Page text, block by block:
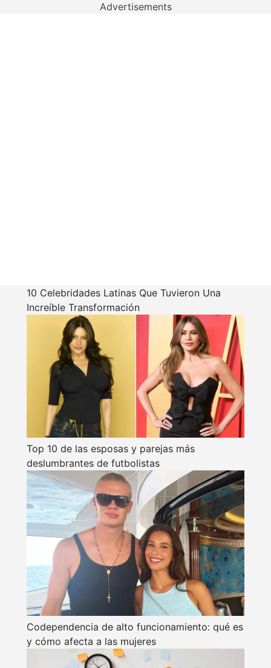
Advertisements
10 Celebridades Latinas Que Tuvieron Una
Increíble Transformación
Top 10 de las esposas y parejas más
deslumbrantes de futbolistas
Codependencia de alto funcionamiento: qué es
y cómo afecta a las mujeres